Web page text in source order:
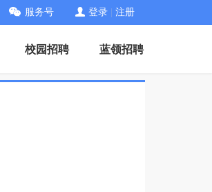
服务号 登录 注册
校园招聘 蓝领招聘